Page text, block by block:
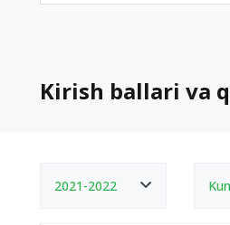
Kirish ballari va
2021-2022